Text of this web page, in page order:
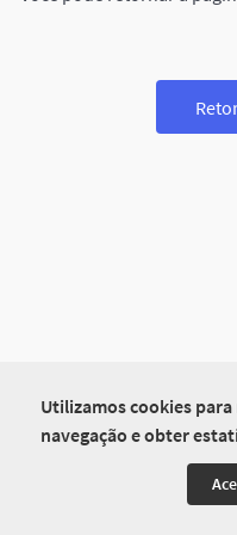
Utilizamos cookies
navegação e obter